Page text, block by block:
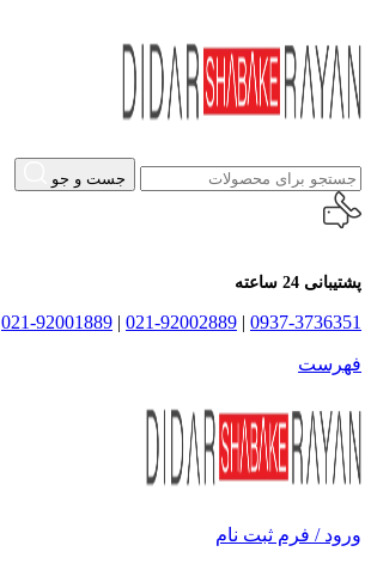
جست و جو
پشتیبانی 24 ساعته
0937-3736351
|
021-92002889
|
021-92001889
فهرست
ورود / فرم ثبت نام